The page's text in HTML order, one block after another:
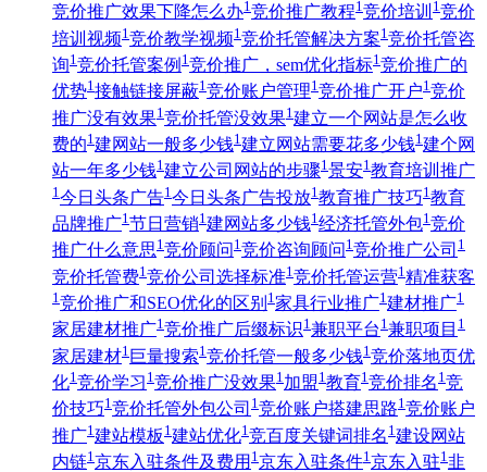
竞价推广效果下降怎么办1竞价推广教程1竞价培训 1竞价
培训视频1 竞价教学视频1 竞价托管解决方案1 竞价托管咨
询1 竞价托管案例 1 竞价推广，sem优化指标1 竞价推广的
优势1接触链接屏蔽1竞价账户管理1竞价推广开户1竞价
推广没有效果1 竞价托管没效果1 建立一个网站是怎么收
费的1 建网站一般多少钱1 建立网站需要花多少钱1 建个网
站一年多少钱1建立公司网站的步骤1景安1教育培训推广
1 今日头条广告1 今日头条广告投放1 教育推广技巧1 教育
品牌推广1 节日营销1 建网站多少钱1 经济托管外包1 竞价
推广什么意思1竞价顾问 1竞价咨询顾问 1竞价推广公司 1
竞价托管费1 竞价公司选择标准1 竞价托管运营1 精准获客
1 竞价推广和SEO优化的区别 1 家具行业推广1 建材推广1
家居建材推广1 竞价推广后缀标识1 兼职平台 1 兼职项目 1
家居建材1 巨量搜索1 竞价托管一般多少钱1 竞价落地页优
化1 竞价学习 1 竞价推广没效果1 加盟1 教育1 竞价排名 1 竞
价技巧1 竞价托管外包公司 1 竞价账户搭建思路1 竞价账户
推广1 建站模板 1 建站优化1 竞百度关键词排名 1 建设网站
内链1 京东入驻条件及费用 1 京东入驻条件1 京东入驻1 韭